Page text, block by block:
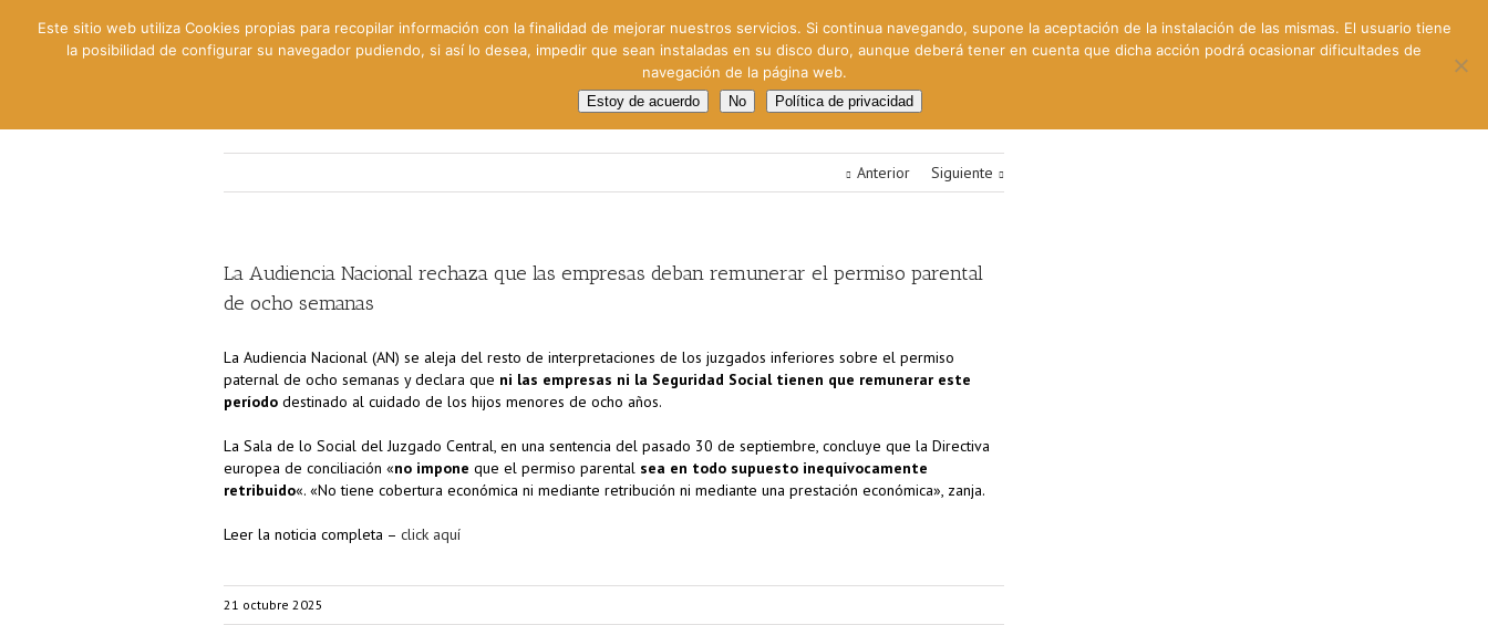
Gestión Cinematográfica Otros servicios
Anterior Siguiente
La Audiencia Nacional rechaza que las empresas deban remunerar el permiso parental
de ocho semanas
La Audiencia Nacional (AN) se aleja del resto de interpretaciones de los juzgados inferiores sobre el permiso
paternal de ocho semanas y declara que ni las empresas ni la Seguridad Social tienen que remunerar este
período destinado al cuidado de los hijos menores de ocho años.
La Sala de lo Social del Juzgado Central, en una sentencia del pasado 30 de septiembre, concluye que la Directiva
europea de conciliación «no impone que el permiso parental sea en todo supuesto inequívocamente
retribuido«. «No tiene cobertura económica ni mediante retribución ni mediante una prestación económica», zanja.
Leer la noticia completa – click aquí
21 octubre 2025
Este sitio web utiliza Cookies propias para recopilar información con la finalidad de mejorar nuestros servicios. Si continua navegando, supone la aceptación de la instalación de las mismas. El usuario tiene
la posibilidad de configurar su navegador pudiendo, si así lo desea, impedir que sean instaladas en su disco duro, aunque deberá tener en cuenta que dicha acción podrá ocasionar dificultades de
navegación de la página web.
Estoy de acuerdo No Política de privacidad